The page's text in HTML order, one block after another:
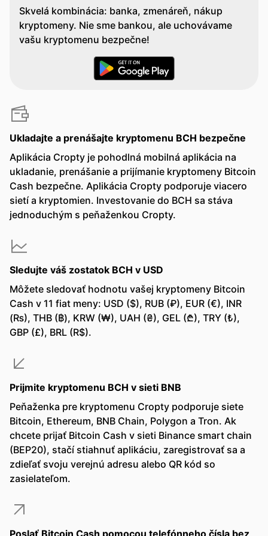
Skvelá kombinácia: banka, zmenáreň, nákup
kryptomeny. Nie sme bankou, ale uchovávame
vašu kryptomenu bezpečne!
Ukladajte a prenášajte kryptomenu BCH bezpečne
Aplikácia Cropty je pohodlná mobilná aplikácia na
ukladanie, prenášanie a prijímanie kryptomeny Bitcoin
Cash bezpečne. Aplikácia Cropty podporuje viacero
sietí a kryptomien. Investovanie do BCH sa stáva
jednoduchým s peňaženkou Cropty.
Sledujte váš zostatok BCH v USD
Môžete sledovať hodnotu vašej kryptomeny Bitcoin
Cash v 11 fiat meny: USD ($), RUB (₽), EUR (€), INR
(₨), THB (฿), KRW (₩), UAH (₴), GEL (₾), TRY (₺),
GBP (£), BRL (R$).
Prijmite kryptomenu BCH v sieti BNB
Peňaženka pre kryptomenu Cropty podporuje siete
Bitcoin, Ethereum, BNB Chain, Polygon a Tron. Ak
chcete prijať Bitcoin Cash v sieti Binance smart chain
(BEP20), stačí stiahnuť aplikáciu, zaregistrovať sa a
zdieľať svoju verejnú adresu alebo QR kód so
zasielateľom.
Poslať Bitcoin Cash pomocou telefónneho čísla bez